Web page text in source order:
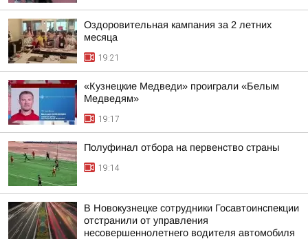
Оздоровительная кампания за 2 летних
месяца
19:21
«Кузнецкие Медведи» проиграли «Белым
Медведям»
19:17
Полуфинал отбора на первенство страны
19:14
В Новокузнецке сотрудники Госавтоинспекции
отстранили от управления
несовершеннолетнего водителя автомобиля